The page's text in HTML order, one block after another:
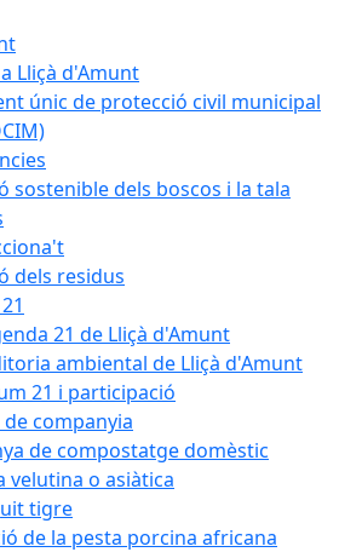
a Lliçà d'Amunt
únic de protecció civil municipal
sostenible dels boscos i la tala
dels residus
21 de Lliçà d'Amunt
ambiental de Lliçà d'Amunt
21 i participació
companyia
de compostatge domèstic
velutina o asiàtica
tigre
de la pesta porcina africana